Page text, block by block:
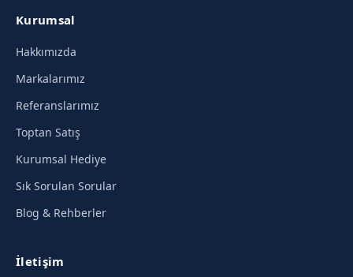
Kurumsal
Hakkımızda
Markalarımız
Referanslarımız
Toptan Satış
Kurumsal Hediye
Sık Sorulan Sorular
Blog & Rehberler
İletişim